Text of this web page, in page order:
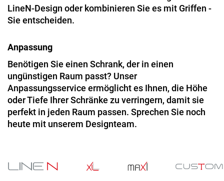
LineN-Design oder kombinieren Sie es mit Griffen -
Sie entscheiden.
Anpassung
Benötigen Sie einen Schrank, der in einen
ungünstigen Raum passt? Unser
Anpassungsservice ermöglicht es Ihnen, die Höhe
oder Tiefe Ihrer Schränke zu verringern, damit sie
perfekt in jeden Raum passen. Sprechen Sie noch
heute mit unserem Designteam.